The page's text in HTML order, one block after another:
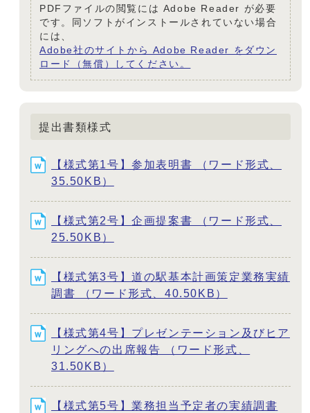
PDFファイルの閲覧には Adobe Reader が必要
です。同ソフトがインストールされていない場合
には、
Adobe社のサイトから Adobe Reader をダウン
ロード（無償）してください。
提出書類様式
【様式第1号】参加表明書 （ワード形式、
35.50KB）
【様式第2号】企画提案書 （ワード形式、
25.50KB）
【様式第3号】道の駅基本計画策定業務実績
調書 （ワード形式、40.50KB）
【様式第4号】プレゼンテーション及びヒア
リングへの出席報告 （ワード形式、
31.50KB）
【様式第5号】業務担当予定者の実績調書